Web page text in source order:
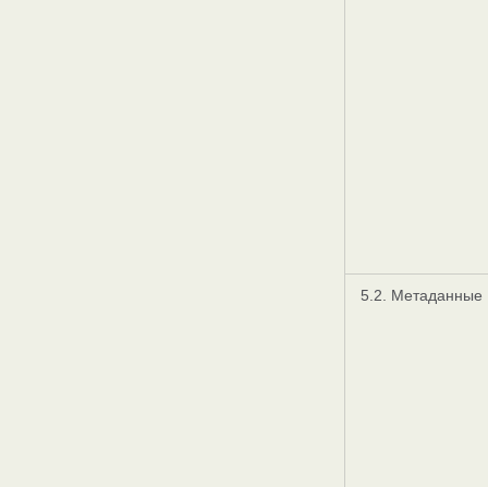
5.2. Метаданные